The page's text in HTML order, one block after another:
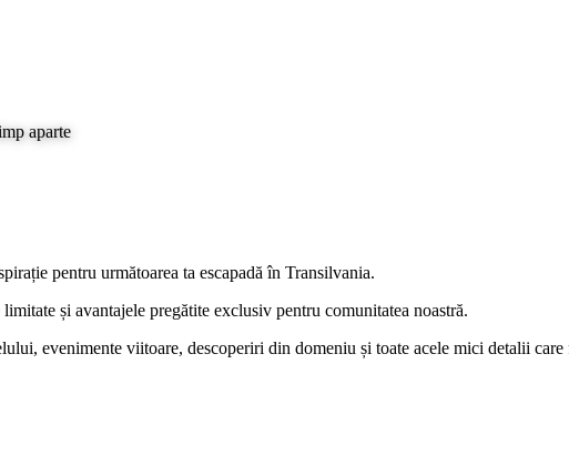
aparte
pentru următoarea ta escapadă în Transilvania.
și avantajele pregătite exclusiv pentru comunitatea noastră.
evenimente viitoare, descoperiri din domeniu și toate acele mici detalii care